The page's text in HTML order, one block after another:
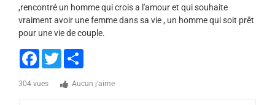
,rencontré un homme qui crois a l'amour et qui souhaite
vraiment avoir une femme dans sa vie , un homme qui soit prêt
pour une vie de couple.
Facebook
Twitter
304 vues Aucun j'aime